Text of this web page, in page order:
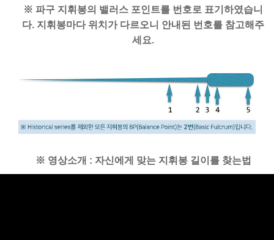
※ 파구 지휘봉의 밸러스 포인트를 번호로 표기하였습니
다. 지휘봉마다 위치가 다르오니 안내된 번호를 참고해주
세요.
※ 영상소개 : 자신에게 맞는 지휘봉 길이를 찾는법